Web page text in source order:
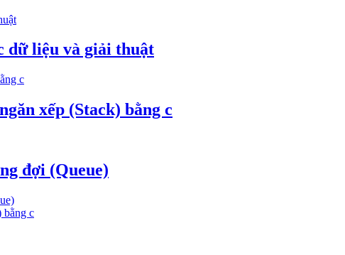
dữ liệu và giải thuật
xếp (Stack) bằng c
đợi (Queue)
bằng c